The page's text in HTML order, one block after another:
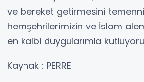
ve bereket getirmesini
hemşehrilerimizin ve İslam
en kalbi duygularımla
Kaynak : PERRE